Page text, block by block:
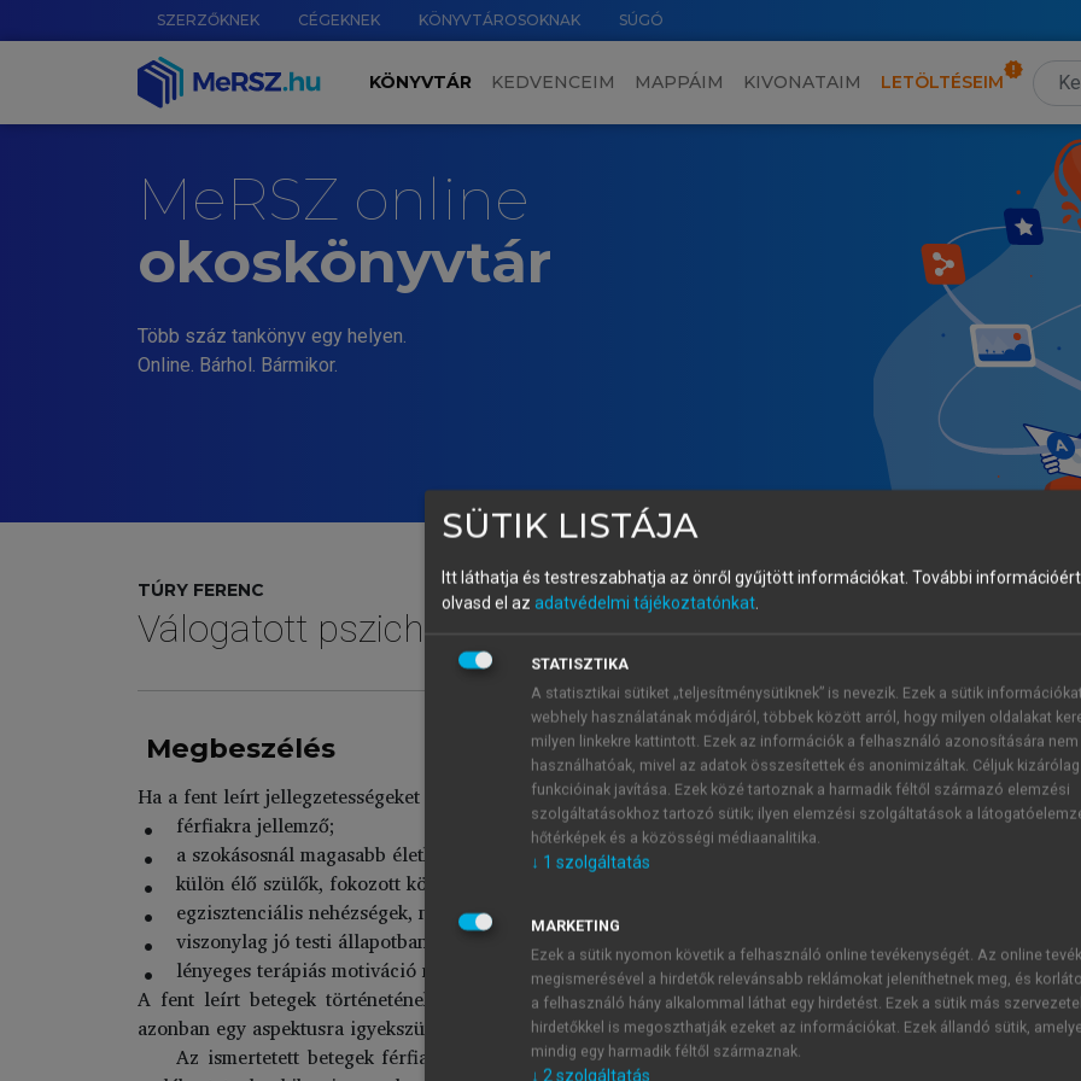
SZERZŐKNEK CÉGEKNEK KÖNYVTÁROSOKNAK SÚGÓ
KÖNYVTÁR KEDVENCEIM MAPPÁIM KIVONATAIM LETÖLTÉSEIM
MeRSZ online
okoskönyvtár
Több száz tankönyv egy helyen.
Online. Bárhol. Bármikor.
TÚRY FERENC
Válogatott pszichoterápiás esettanulmányok
Megbeszélés
Ha a fent leírt jellegzetességeket az anorexia külön altípusának („éhezőművészek”) tartjuk, a következők
férfiakra jellemző;
a szokásosnál magasabb életkorban jelentkezik (20 éves kor után);
külön élő szülők, fokozott kötődés anyjukhoz, nincs kielégítő partnerkapcsolat;
egzisztenciális nehézségek, nincs stabil munkahely;
viszonylag jó testi állapotban stabilizálódott anorexia;
lényeges terápiás motiváció nincs (sem belső, sem külső).
A fent leírt betegek történetének értelmezésében több lehetőség kínálkozik, leginkább a szoros
azonban egy aspektusra igyekszünk koncentrálni, ez az önéheztetés demonstratív és másodlagos előnyökkel
Az ismertetett betegek férfiak, akik részben megélhetésre (ha szerényre is) használták az anorexiát.
SÜTIK LISTÁJA
Itt láthatja és testreszabhatja az önről gyűjtött információkat. További
olvasd el az adatvédelmi tájékoztatónkat.
STATISZTIKA
A statisztikai sütiket „teljesítménysütiknek” is nevezik. Ezek a sütik
webhely használatának módjáról, többek között arról, hogy milyen oldalakat
milyen linkekre kattintott. Ezek az információk a felhasználó azonosítására nem
használhatóak, mivel az adatok összesítettek és anonimizáltak. Céljuk
funkcióinak javítása. Ezek közé tartoznak a harmadik féltől származó elemzési
szolgáltatásokhoz tartozó sütik; ilyen elemzési szolgáltatások a
hőtérképek és a közösségi médiaanalitika.
↓ 1 szolgáltatás
MARKETING
Ezek a sütik nyomon követik a felhasználó online tevékenységét. Az online
megismerésével a hirdetők relevánsabb reklámokat jeleníthetnek meg, és
a felhasználó hány alkalommal láthat egy hirdetést. Ezek a sütik más
hirdetőkkel is megoszthatják ezeket az információkat. Ezek állandó sütik,
mindig egy harmadik féltől származnak.
↓ 2szolgáltatás